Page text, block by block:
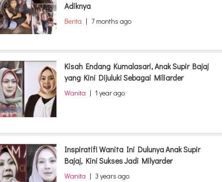
Adiknya
Berita | 7 months ago
Kisah Endang Kumalasari, Anak Supir Bajaj
yang Kini Dijuluki Sebagai Miliarder
Wanita | 1 year ago
Inspiratif! Wanita Ini Dulunya Anak Supir
Bajaj, Kini Sukses Jadi Milyarder
Wanita | 3 years ago